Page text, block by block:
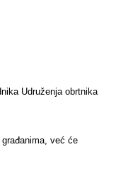
Udruženja obrtnika
već će